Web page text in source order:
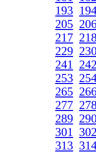
193
205
217
229
241
253
265
277
289
301
313